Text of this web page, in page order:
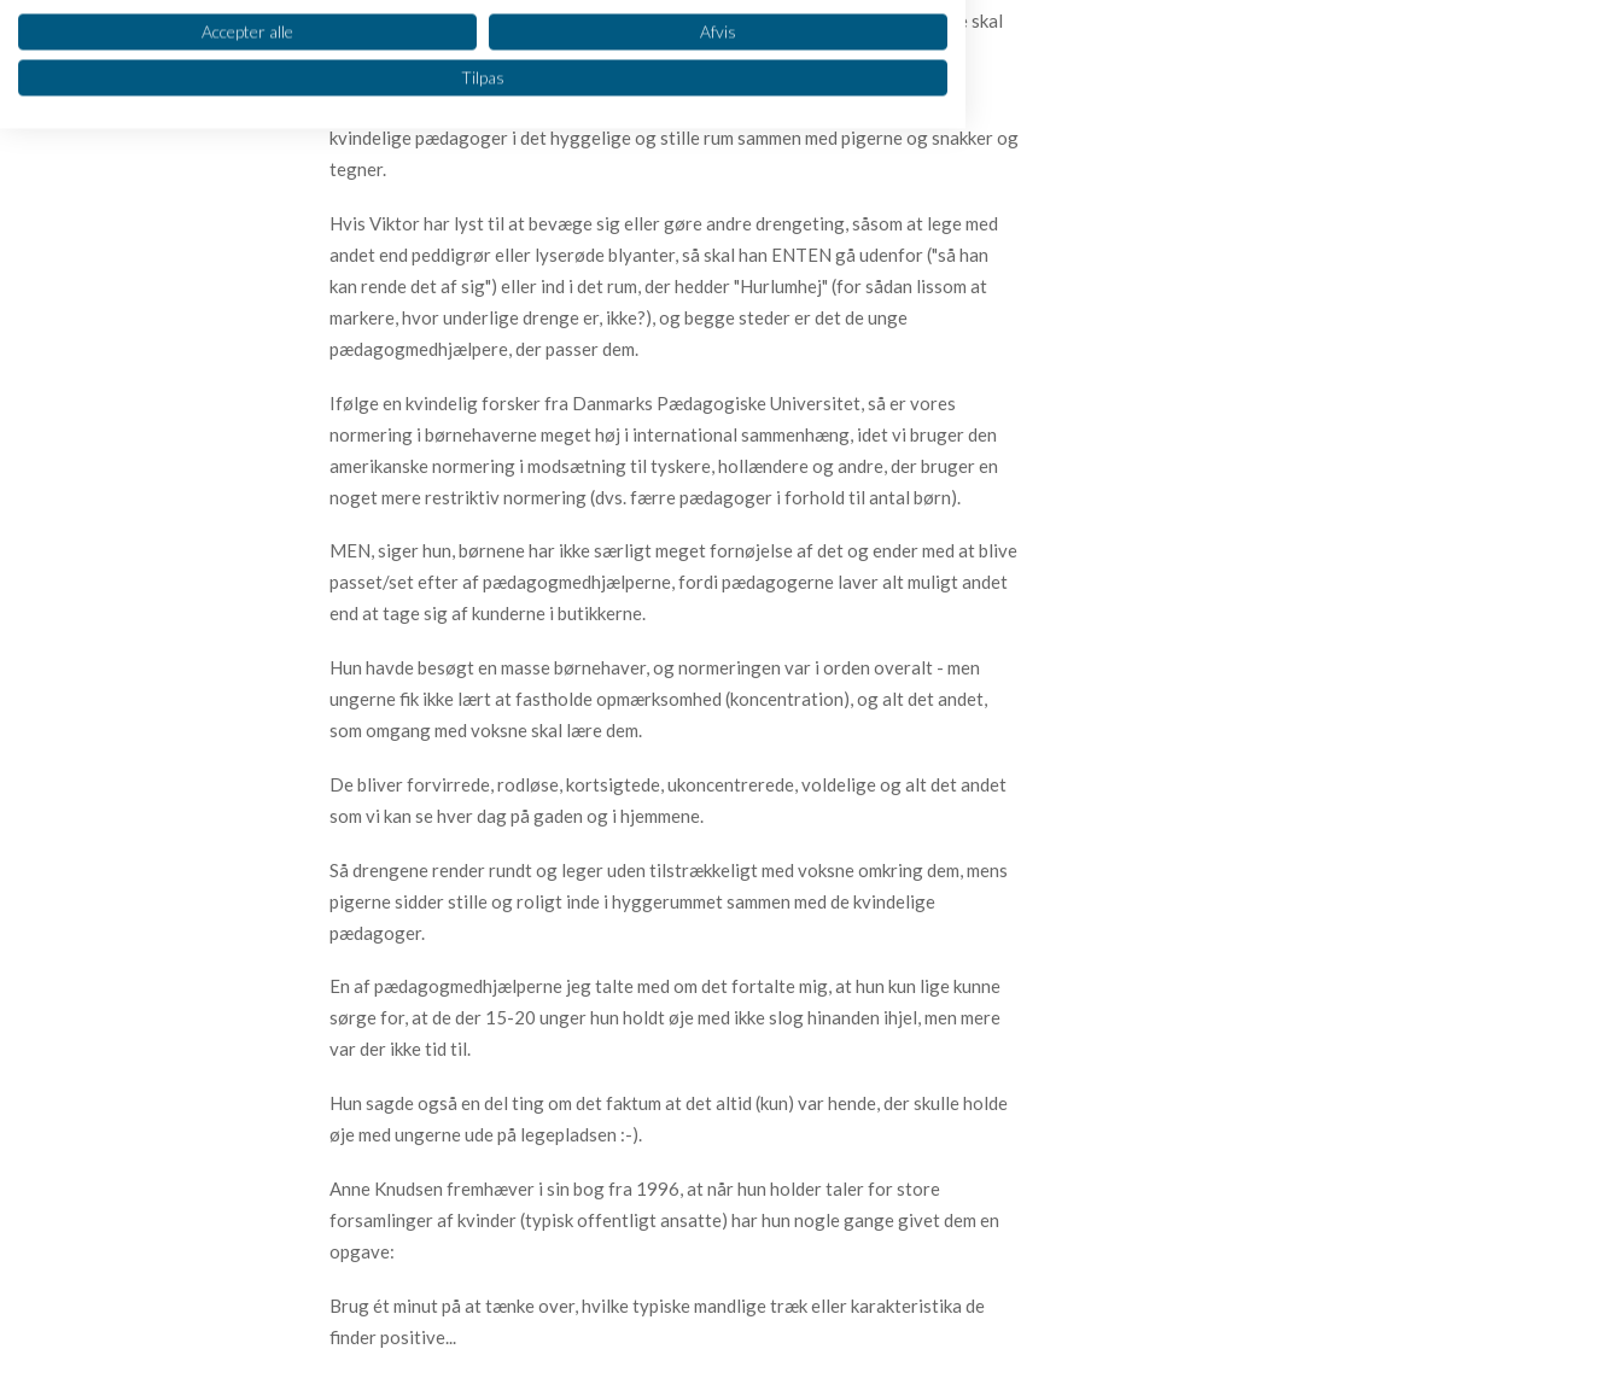
De skal ind i pige-systemet, skal de. Og de skal bukke sig fremover, skal de. Og de skal
have den, skal de. Og de skal sige tak bagefter.
kvindelige pædagoger i det hyggelige og stille rum sammen med pigerne og snakker og
tegner.
Hvis Viktor har lyst til at bevæge sig eller gøre andre drengeting, såsom at lege med
andet end peddigrør eller lyserøde blyanter, så skal han ENTEN gå udenfor ("så han
kan rende det af sig") eller ind i det rum, der hedder "Hurlumhej" (for sådan lissom at
markere, hvor underlige drenge er, ikke?), og begge steder er det de unge
pædagogmedhjælpere, der passer dem.
Ifølge en kvindelig forsker fra Danmarks Pædagogiske Universitet, så er vores
normering i børnehaverne meget høj i international sammenhæng, idet vi bruger den
amerikanske normering i modsætning til tyskere, hollændere og andre, der bruger en
noget mere restriktiv normering (dvs. færre pædagoger i forhold til antal børn).
MEN, siger hun, børnene har ikke særligt meget fornøjelse af det og ender med at blive
passet/set efter af pædagogmedhjælperne, fordi pædagogerne laver alt muligt andet
end at tage sig af kunderne i butikkerne.
Hun havde besøgt en masse børnehaver, og normeringen var i orden overalt - men
ungerne fik ikke lært at fastholde opmærksomhed (koncentration), og alt det andet,
som omgang med voksne skal lære dem.
De bliver forvirrede, rodløse, kortsigtede, ukoncentrerede, voldelige og alt det andet
som vi kan se hver dag på gaden og i hjemmene.
Så drengene render rundt og leger uden tilstrækkeligt med voksne omkring dem, mens
pigerne sidder stille og roligt inde i hyggerummet sammen med de kvindelige
pædagoger.
En af pædagogmedhjælperne jeg talte med om det fortalte mig, at hun kun lige kunne
sørge for, at de der 15-20 unger hun holdt øje med ikke slog hinanden ihjel, men mere
var der ikke tid til.
Hun sagde også en del ting om det faktum at det altid (kun) var hende, der skulle holde
øje med ungerne ude på legepladsen :-).
Anne Knudsen fremhæver i sin bog fra 1996, at når hun holder taler for store
forsamlinger af kvinder (typisk offentligt ansatte) har hun nogle gange givet dem en
opgave:
Brug ét minut på at tænke over, hvilke typiske mandlige træk eller karakteristika de
finder positive...
Oprette profiler til tilpasset annoncering
Bruge profiler til at vælge tilpasset annoncering
Bruge profiler til at vælge tilpasset indhold
Forstå målgrupper gennem statistikker eller kombinationer af oplysninger fra forskellige
Bruge begrænsede oplysninger til at vælge indhold
Bruge præcise geografiske placeringsoplysninger
Identificere enheder baseret på aktivt anmodede oplysninger
Accepter alle Afvis
Tilpas